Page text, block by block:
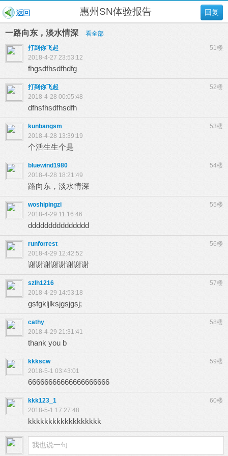
回复
惠州SN体验报告
一路向东，淡水情深
看全部
51楼
打到你飞起
2018-4-27 23:53:12
fhgsdfhsdfhdfg
52楼
打到你飞起
2018-4-28 00:05:48
dfhsfhsdfhsdfh
53楼
kunbangsm
2018-4-28 13:39:19
个活生生个是
54楼
bluewind1980
2018-4-28 18:21:49
路向东，淡水情深
55楼
woshipingzi
2018-4-29 11:16:46
ddddddddddddddd
56楼
runforrest
2018-4-29 12:42:52
谢谢谢谢谢谢谢谢
57楼
szlh1216
2018-4-29 14:53:18
gsfgkljlksjgsjgsj;
58楼
cathy
2018-4-29 21:31:41
thank you b
59楼
kkkscw
2018-5-1 03:43:01
66666666666666666666
60楼
kkk123_1
2018-5-1 17:27:48
kkkkkkkkkkkkkkkkkk